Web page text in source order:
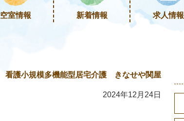
空室情報 新着情報 求人情報
看護小規模多機能型居宅介護 きなせや関屋
2024年12月24日